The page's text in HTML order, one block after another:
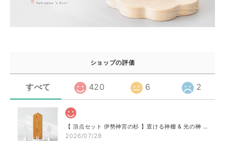
ショップの評価
すべて 420 6 2
【 頂点セット 伊勢神宮の杉 】置ける神棚 & 光の榊 & 光のお供え プレミア［神具 地平 付き］
2026/07/28